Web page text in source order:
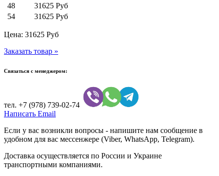
48
31625 Руб
54
31625 Руб
Цена: 31625 Руб
Заказать товар »
Связаться с менеджером:
тел. +7 (978) 739-02-74
Написать Email
Если у вас возникли вопросы - напишите нам сообщение в
удобном для вас мессенжере (Viber, WhatsApp, Telegram).
Доставка осуществляется по России и Украине
транспортными компаниями.